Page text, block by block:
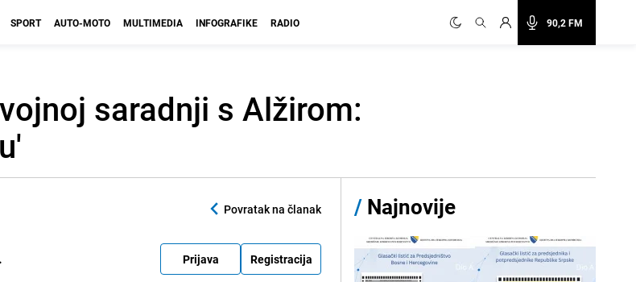
90,2 FM
SPORT AUTO-MOTO MULTIMEDIA INFOGRAFIKE RADIO
saradnji s Alžirom:
Povratak na članak
Prijava Registracija
/ Najnovije